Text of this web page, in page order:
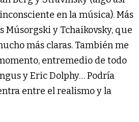
en la música). Más
Músorgski y Tchaikovsky, que
más claras. También me
entremedio de todo
y Eric Dolphy… Podría
entre el realismo y la